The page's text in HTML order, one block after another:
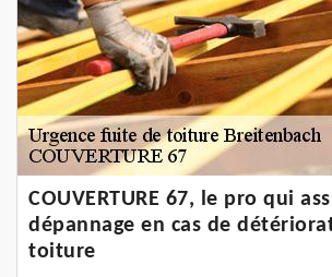
COUVERTURE 67, le pro qui
dépannage en cas de
toiture